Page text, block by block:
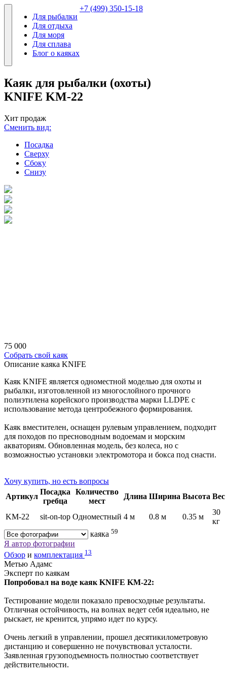
Для рыбалки
Для отдыха
Для моря
Для сплава
Блог о каяках
+7 (499) 350-15-18
Каяк для рыбалки (охоты)
KNIFE KM-22
Хит продаж
Сменить вид:
Посадка
Сверху
Сбоку
Снизу
75 000
Собрать свой каяк
Описание каяка KNIFE
Каяк KNIFE является одноместной моделью для охоты и
рыбалки, изготовленной из многослойного прочного
полиэтилена корейского производства марки LLDPE с
использование метода центробежного формирования.
Каяк вместителен, оснащен рулевым управлением, подходит
для походов по пресноводным водоемам и морским
акваториям. Обновленная модель, без колеса, но с
возможностью установки электромотора и бокса под снасти.
Хочу купить, но есть вопросы
Артикул
Посадка
гребца
Количество
мест
Длина Ширина Высота Вес
KM-22 sit-on-top Одноместный 4 м 0.8 м 0.35 м
30
кг
каяка 59
Я автор фотографии
Обзор и комплектация 13
Метью Адамс
Эксперт по каякам
Попробовал на воде каяк KNIFE KM-22:
Тестирование модели показало превосходные результаты.
Отличная остойчивость, на волнах ведет себя идеально, не
рыскает, не кренится, упрямо идет по курсу.
Очень легкий в управлении, прошел десятикилометровую
дистанцию и совершенно не почувствовал усталости.
Заявленная грузоподъемность полностью соответствует
действительности.